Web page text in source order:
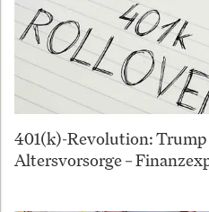
401(k)-Revolution:
Altersvorsorge –